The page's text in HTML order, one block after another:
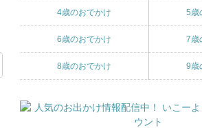
4歳のおでかけ 5歳
6歳のおでかけ 7歳
8歳のおでかけ 9歳